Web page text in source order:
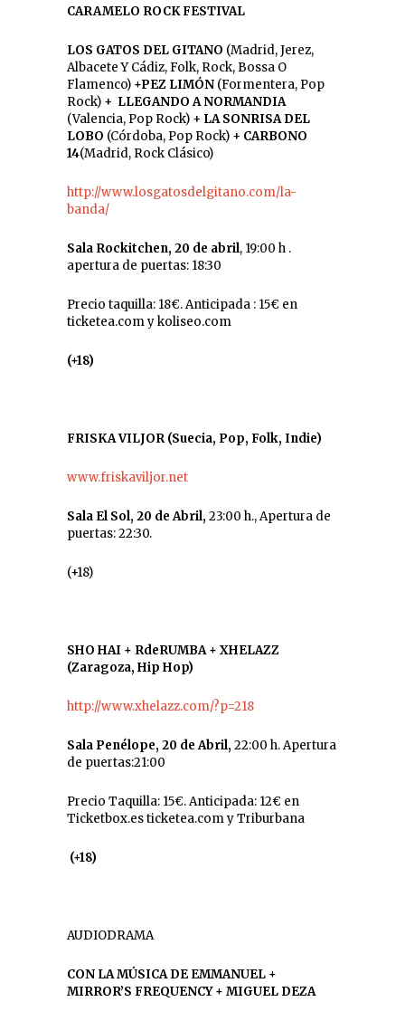
CARAMELO ROCK FESTIVAL
LOS GATOS DEL GITANO (Madrid, Jerez,
Albacete Y Cádiz, Folk, Rock, Bossa O
Flamenco) +PEZ LIMÓN (Formentera, Pop
Rock) + LLEGANDO A NORMANDIA
(Valencia, Pop Rock) + LA SONRISA DEL
LOBO (Córdoba, Pop Rock) + CARBONO
14(Madrid, Rock Clásico)
http://www.losgatosdelgitano.com/la-
banda/
Sala Rockitchen, 20 de abril, 19:00 h .
apertura de puertas: 18:30
Precio taquilla: 18€. Anticipada : 15€ en
ticketea.com y koliseo.com
(+18)
FRISKA VILJOR (Suecia, Pop, Folk, Indie)
www.friskaviljor.net
Sala El Sol, 20 de Abril, 23:00 h., Apertura de
puertas: 22:30.
(+18)
SHO HAI + RdeRUMBA + XHELAZZ
(Zaragoza, Hip Hop)
http://www.xhelazz.com/?p=218
Sala Penélope, 20 de Abril, 22:00 h. Apertura
de puertas:21:00
Precio Taquilla: 15€. Anticipada: 12€ en
Ticketbox.es ticketea.com y Triburbana
(+18)
AUDIODRAMA
CON LA MÚSICA DE EMMANUEL +
MIRROR’S FREQUENCY + MIGUEL DEZA